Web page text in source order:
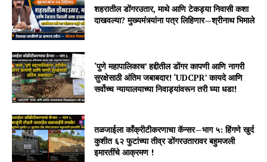
शहरातील डोंगरउतार, माथे आणि टेकड्या निवासी कशा
दाखवल्या? मुख्यमंत्र्यांना पत्र लिहिणार—श्रीनाथ भिमाले
‘पुणे महापालिकाच’ हद्दीतील डोंगर कापणी आणि नागरी
सुरक्षेसाठी अंतिम जबाबदार! ‘UDCPR’ कायदे आणि
सर्वोच्च न्यायालयाच्या निवाड्यांवरून तरी घ्या धडा!
तळजाईला काँक्रीटीकरणाचा कॅन्सर—भाग ५: हिंगणे खुर्द
कुशीत ६२ फुटांच्या तीव्र डोंगरउतारावर बहुमजली
इमारतींचे आक्रमण !